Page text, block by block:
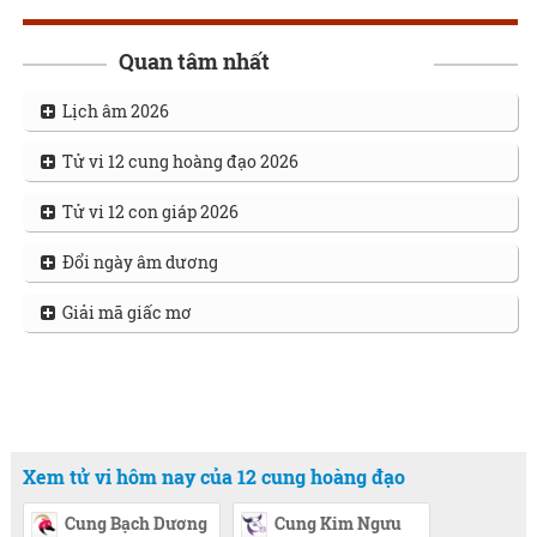
Quan tâm nhất
Lịch âm 2026
Tử vi 12 cung hoàng đạo 2026
Tử vi 12 con giáp 2026
Đổi ngày âm dương
Giải mã giấc mơ
Xem tử vi hôm nay của 12 cung hoàng đạo
Cung Bạch Dương Cung Kim Ngưu